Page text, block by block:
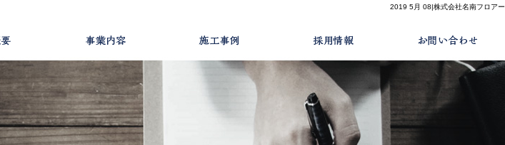
2019 5月 08|株式会社名南フロアー